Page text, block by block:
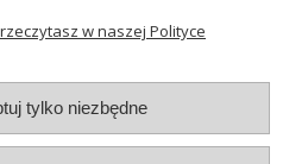
Shoper.pl
w naszej Polityce
tylko niezbędne